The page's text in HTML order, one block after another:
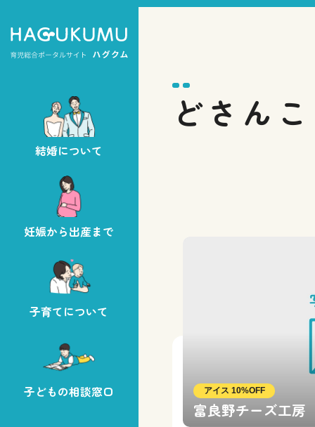
結婚について
妊娠から出産まで
子育てについて
子どもの相談窓口
どさん
アイス 10%OFF
富良野チーズ工房